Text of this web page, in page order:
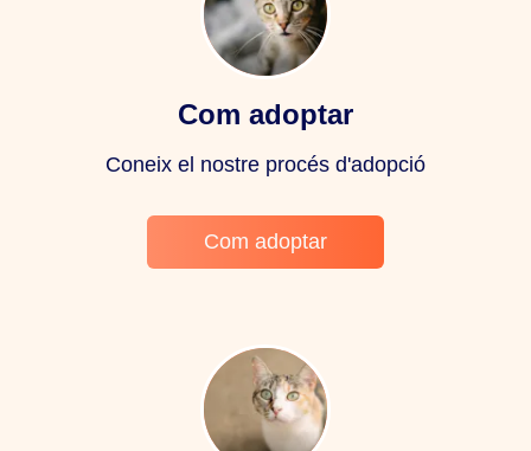
Com adoptar
Coneix el nostre procés d'adopció
Com adoptar